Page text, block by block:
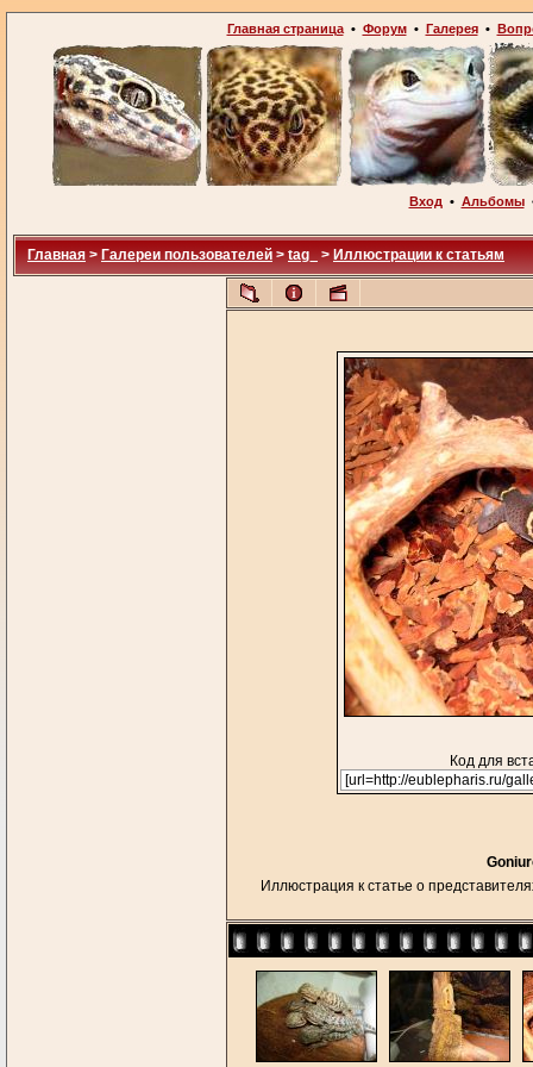
Главная страница• Форум• Галерея•
Вход • Альбомы
Главная > Галереи пользователей > tag_ > Иллюстрации к статьям
Код для
Иллюстрация к статье о